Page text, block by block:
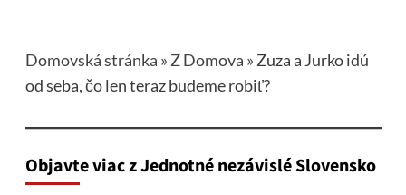
Domovská stránka » Z Domova » Zuza a Jurko idú
od seba, čo len teraz budeme robiť?
Objavte viac z Jednotné nezávislé Slovensko